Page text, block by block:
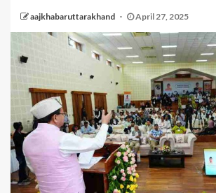
aajkhabaruttarakhand April 27, 2025